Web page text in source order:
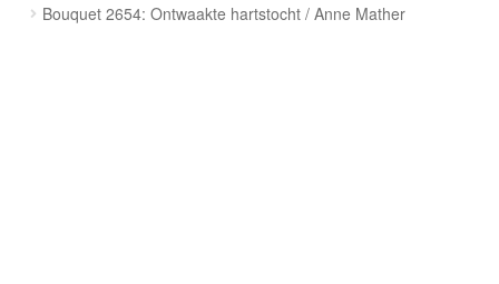
Afrekenen
Bouquet 2654: Ontwaakte hartstocht / Anne Mather